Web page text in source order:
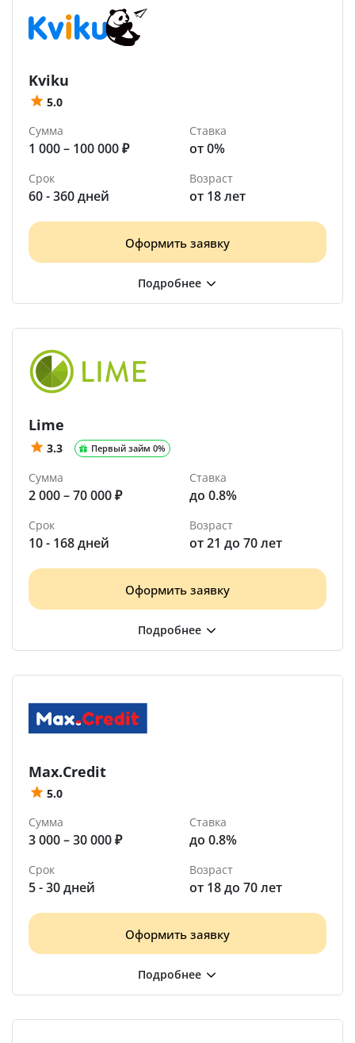
Kviku
5.0
Сумма
1 000 – 100 000 ₽
Ставка
от 0%
Срок
60 - 360 дней
Возраст
от 18 лет
Оформить заявку
Lime
3.3 Первый займ 0%
Сумма
2 000 – 70 000 ₽
Ставка
до 0.8%
Срок
10 - 168 дней
Возраст
от 21 до 70 лет
Оформить заявку
Max.Credit
5.0
Сумма
3 000 – 30 000 ₽
Ставка
до 0.8%
Срок
5 - 30 дней
Возраст
от 18 до 70 лет
Оформить заявку